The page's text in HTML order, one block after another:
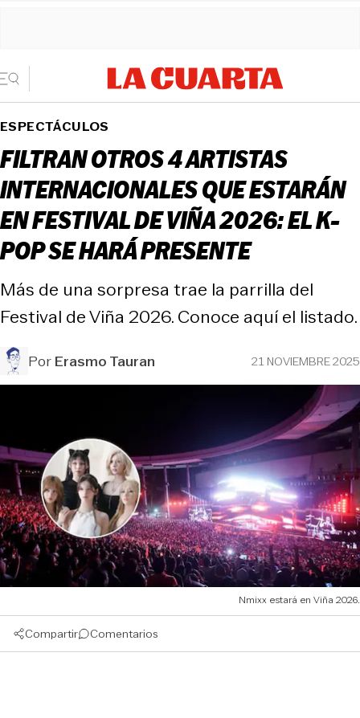
ESPECTÁCULOS
FILTRAN OTROS 4 ARTISTAS
INTERNACIONALES QUE ESTARÁN
EN FESTIVAL DE VIÑA 2026: EL K-
POP SE HARÁ PRESENTE
Más de una sorpresa trae la parrilla del
Festival de Viña 2026. Conoce aquí el listado.
PorErasmo Tauran 21 NOVIEMBRE 2025
Nmixx estará en Viña 2026.
Compartir Comentarios